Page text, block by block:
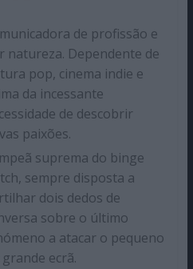
de profissão e
natureza. Dependente de
pop, cinema indie e
da incessante
de descobrir
paixões.
suprema do binge
sempre disposta a
dois dedos de
sobre o último
a atacar o pequeno
ecrã.